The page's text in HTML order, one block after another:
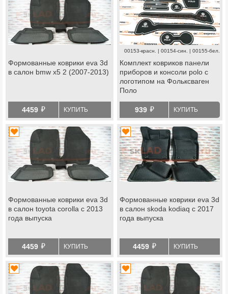
Формованные коврики eva 3d
в салон bmw x5 2 (2007-2013)
4459 й КУПИТЬ
00153-красн. | 00154-син. | 00155-бел.
Комплект ковриков панели
приборов и консоли polo с
логотипом на Фольксваген
Поло
939 й КУПИТЬ
Формованные коврики eva 3d
в салон toyota corolla с 2013
года выпуска
4459 й КУПИТЬ
Формованные коврики eva 3d
в салон skoda kodiaq с 2017
года выпуска
4459 й КУПИТЬ